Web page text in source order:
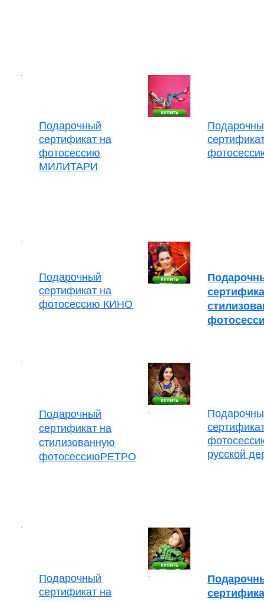
Подарочный
сертификат на
фотосессию
МИЛИТАРИ
Подарочный
сертификат на
фотосессию КИНО
Подарочный
сертификат на
стилизованную
фотосессиюРЕТРО
русской
Подарочный
сертификат на